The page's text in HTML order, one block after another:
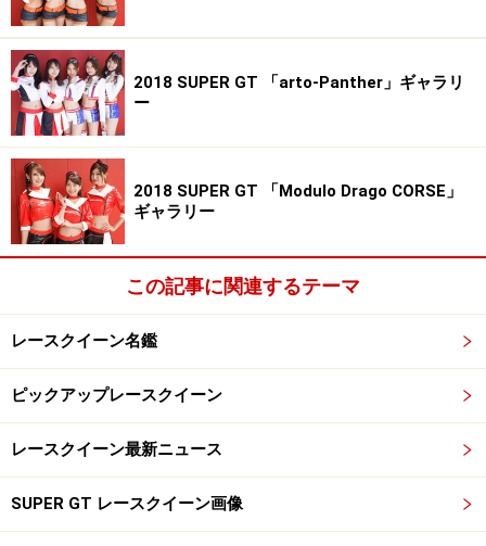
2018 SUPER GT 「arto-Panther」ギャラリ
ー
2018 SUPER GT 「Modulo Drago CORSE」
ギャラリー
この記事に関連するテーマ
レースクイーン名鑑
ピックアップレースクイーン
レースクイーン最新ニュース
SUPER GT レースクイーン画像